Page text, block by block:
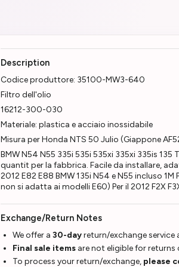
Description
Codice produttore: 35100-MW3-640
Filtro dell'olio
16212-300-030
Materiale: plastica e acciaio inossidabile
Misura per Honda NTS 50 Julio (Giappone
BMW N54 N55 335i 535i 535xi 335xi 335is
quantit per la fabbrica. Facile da installare,
2012 E82 E88 BMW 135i N54 e N55 incluso
non si adatta ai modelli E60) Per il 2012 F2X
Exchange/Return Notes
We offer a 30-dayreturn/exchange service
Final sale items are not eligible for returns
To process your return/exchange, please